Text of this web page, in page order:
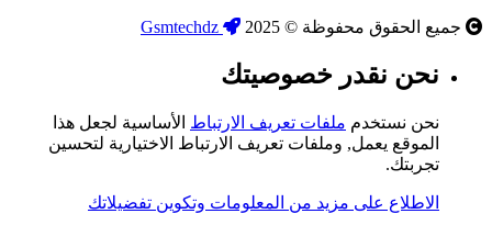
جميع الحقوق محفوظة © 2025
نحن نقدر خصوصيتك
نحن نستخدم ملفات تعريف الارتباط الأساسية لجعل هذا
الموقع يعمل, وملفات تعريف الارتباط الاختيارية لتحسين
تجربتك.
الاطلاع على مزيد من المعلومات وتكوين تفضيلاتك